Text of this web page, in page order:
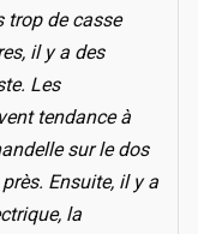
trop de casse
il y a des
Les
tendance à
sur le dos
Ensuite, il y a
la